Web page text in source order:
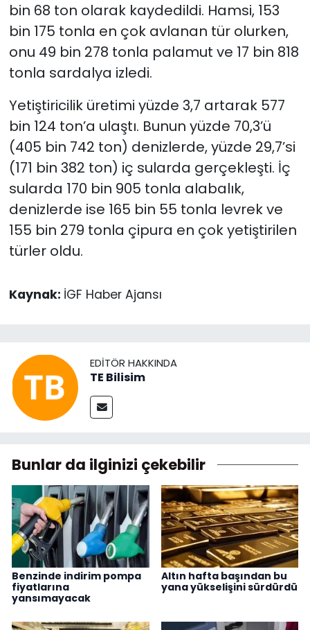
bin 68 ton olarak kaydedildi. Hamsi, 153
bin 175 tonla en çok avlanan tür olurken,
onu 49 bin 278 tonla palamut ve 17 bin 818
tonla sardalya izledi.
Yetiştiricilik üretimi yüzde 3,7 artarak 577
bin 124 ton’a ulaştı. Bunun yüzde 70,3’ü
(405 bin 742 ton) denizlerde, yüzde 29,7’si
(171 bin 382 ton) iç sularda gerçekleşti. İç
sularda 170 bin 905 tonla alabalık,
denizlerde ise 165 bin 55 tonla levrek ve
155 bin 279 tonla çipura en çok yetiştirilen
türler oldu.
Kaynak: İGF Haber Ajansı
EDITÖR HAKKINDA
TE Bilisim
Bunlar da ilginizi çekebilir
Benzinde indirim pompa
fiyatlarına
yansımayacak
Altın hafta başından bu
yana yükselişini sürdürdü